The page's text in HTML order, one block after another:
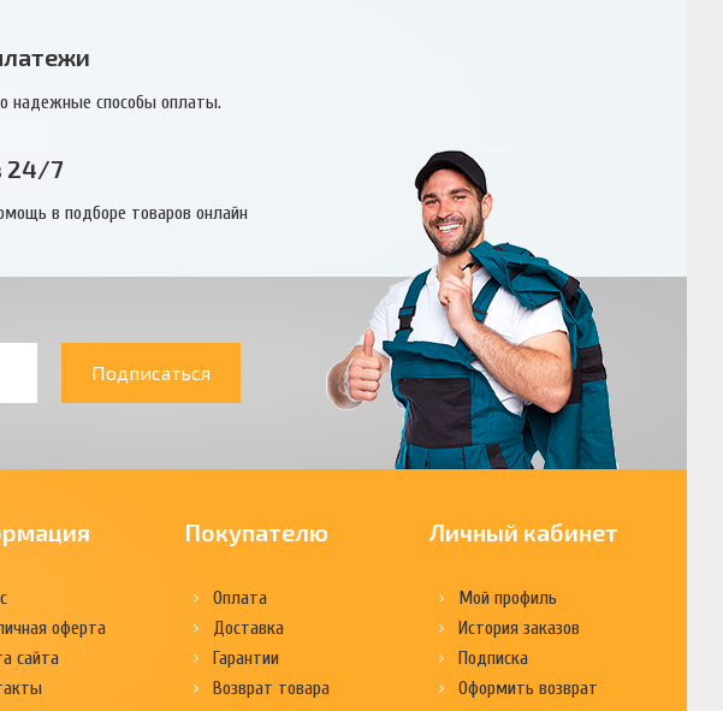
надежные способы оплаты.
24/7
в подборе товаров онлайн
Подписаться
оферта
сайта
Покупателю
Оплата
Доставка
Гарантии
Возврат товара
Личный кабинет
Мой профиль
История заказов
Подписка
Оформить возврат